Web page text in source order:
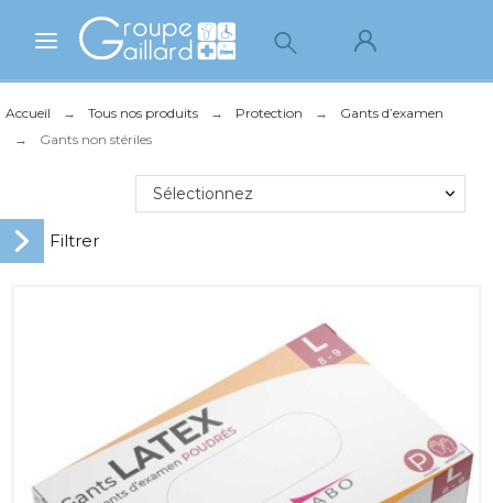
Accueil Tous nos produits Protection
Gants d’examen
Gants non stériles
Sélectionnez